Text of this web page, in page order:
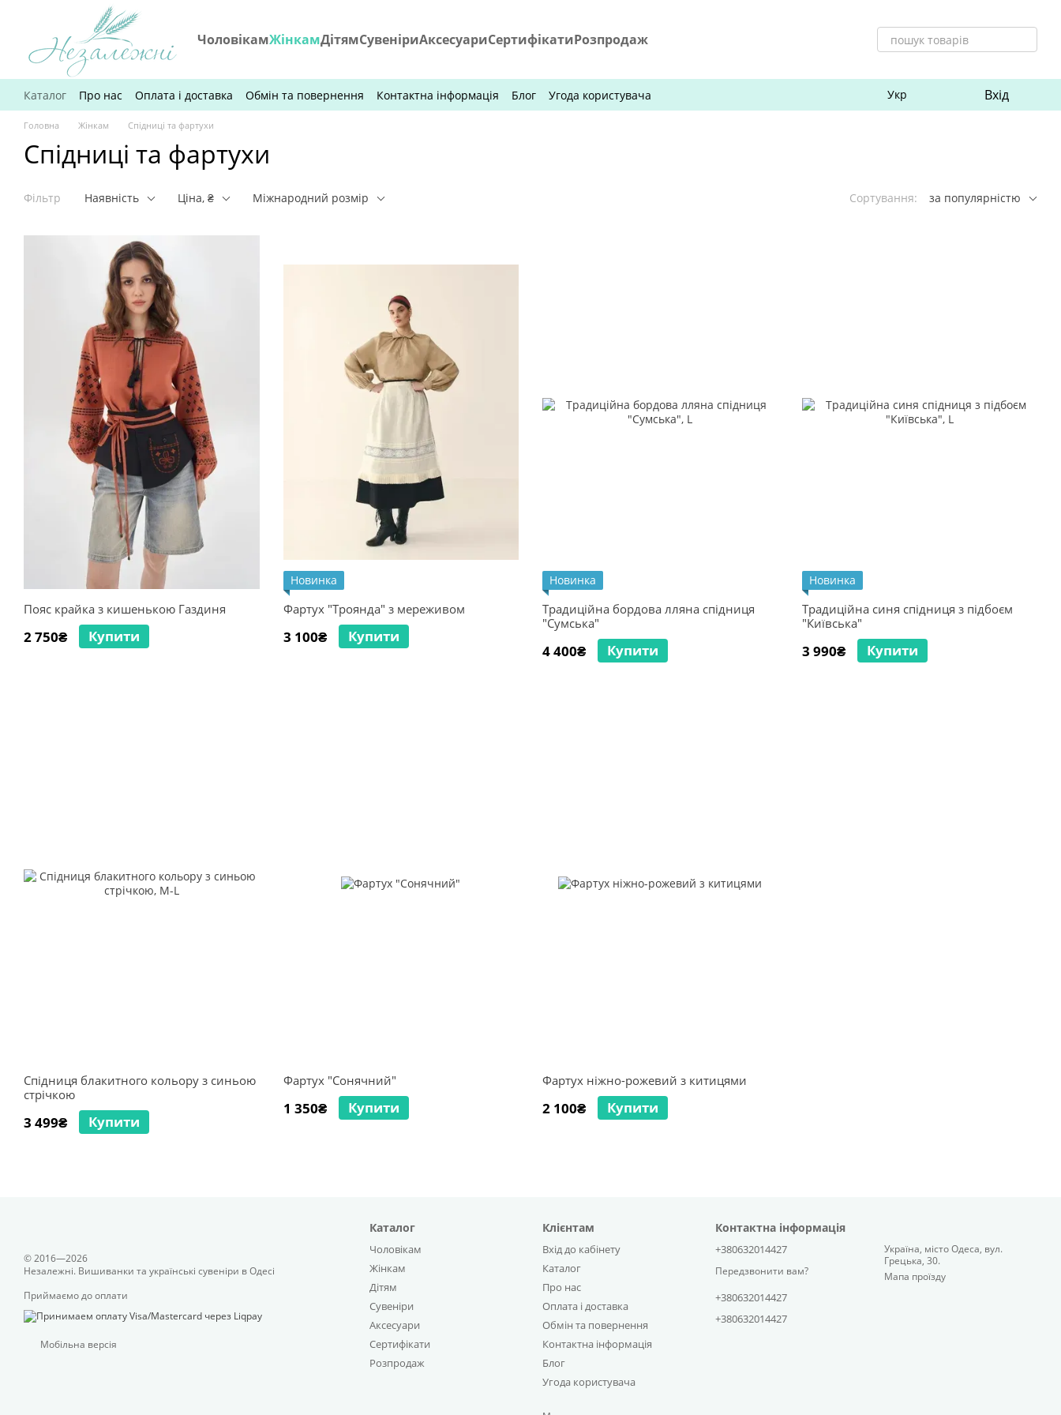
Перейти до основного контенту
ЧоловікамЖінкамДітямСувеніриАксесуариСертифікатиРозпродаж
Каталог Про нас Оплата і доставка Обмін та повернення Контактна інформація Блог Угода користувача Укр Вхід
Головна Жінкам Спідниці та фартухи
Спідниці та фартухи
Фільтр Наявність Ціна, ₴ Міжнародний розмір Сортування: за популярністю
Пояс крайка з кишенькою Газдиня
2 750₴ Купити
Новинка
Фартух "Троянда" з мереживом
3 100₴ Купити
Новинка
Традиційна бордова лляна спідниця
"Сумська"
4 400₴ Купити
Новинка
Традиційна синя спідниця з підбоєм
"Київська"
3 990₴ Купити
Спідниця блакитного кольору з синьою
стрічкою
3 499₴ Купити
Фартух "Сонячний"
1 350₴ Купити
Фартух ніжно-рожевий з китицями
2 100₴ Купити
© 2016—2026
Незалежні. Вишиванки та українські сувеніри в Одесі
Приймаємо до оплати
Мобільна версія
Каталог
Чоловікам
Жінкам
Дітям
Сувеніри
Аксесуари
Сертифікати
Розпродаж
Клієнтам
Вхід до кабінету
Каталог
Про нас
Оплата і доставка
Обмін та повернення
Контактна інформація
Блог
Угода користувача
Контактна інформація
+380632014427
Передзвонити вам?
+380632014427
+380632014427
Україна, місто Одеса, вул.
Грецька, 30.
Мапа проїзду